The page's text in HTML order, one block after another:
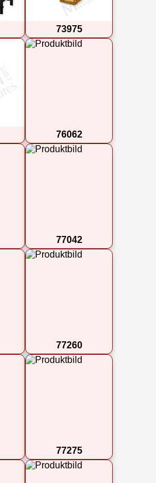
73975
76062
77042
77260
77275